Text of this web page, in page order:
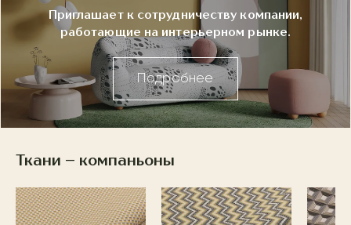
Приглашает к сотрудничеству компании,
работающие на интерьерном рынке.
Подробнее
Ткани – компаньоны